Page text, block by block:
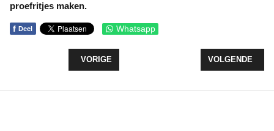
proefritjes maken.
f Deel Whatsapp
VORIG ARTIKEL: PATIËNTEN ST JANSDAL
VORIGE VOLGENDE
VOLGENDE